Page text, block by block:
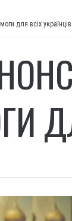
для всіх українців